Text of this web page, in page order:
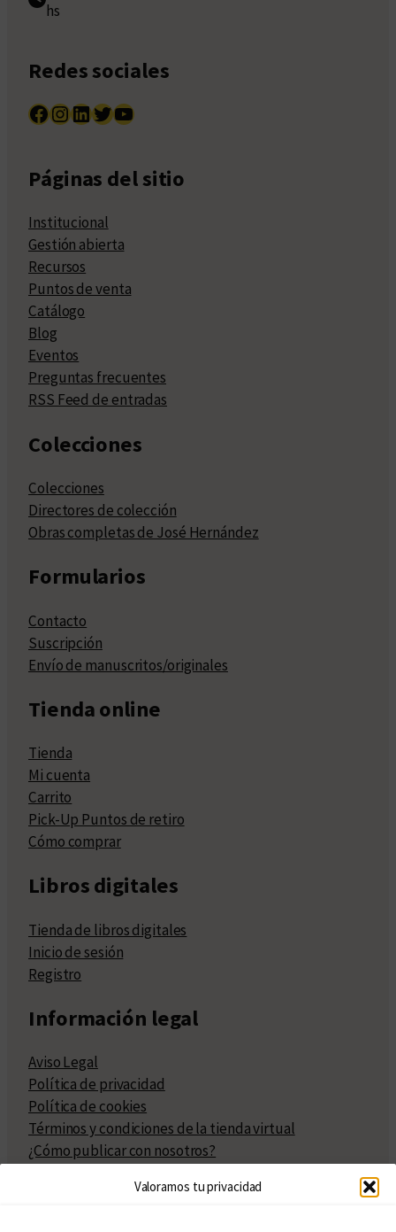
Valoramos tu privacidad
hs
Redes sociales
Facebook InstagramLinkedIn Twitter YouTube
Páginas del sitio
Institucional
Gestión abierta
Recursos
Puntos de venta
Catálogo
Blog
Eventos
Preguntas frecuentes
RSS Feed de entradas
Colecciones
Colecciones
Directores de colección
Obras completas de José Hernández
Formularios
Contacto
Suscripción
Envío de manuscritos/originales
Tienda online
Tienda
Mi cuenta
Carrito
Pick-Up Puntos de retiro
Cómo comprar
Libros digitales
Tienda de libros digitales
Inicio de sesión
Registro
Información legal
Aviso Legal
Política de privacidad
Política de cookies
Términos y condiciones de la tienda virtual
¿Cómo publicar con nosotros?
Políticas de publicación